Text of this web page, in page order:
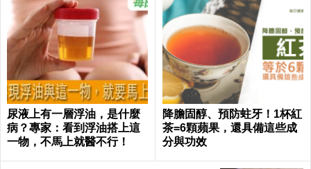
尿液上有一層浮油，是什麼
病？專家：看到浮油搭上這
一物，不馬上就醫不行！
降膽固醇、預防蛀牙！1杯紅
茶=6顆蘋果，還具備這些成
分與功效